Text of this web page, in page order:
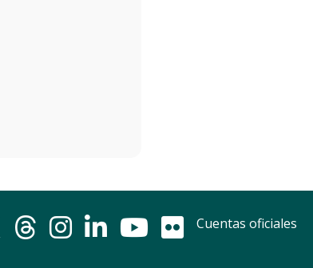
Cuentas oficiales